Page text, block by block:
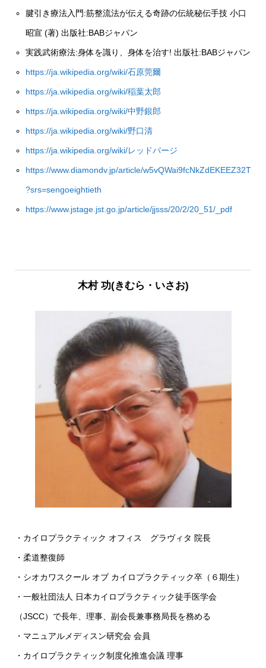
腱引き療法入門:筋整流法が伝える奇跡の伝統秘伝手技 小口
昭宣 (著) 出版社:‎BABジャパン
実践武術療法:身体を識り、身体を治す! 出版社:BABジャパン
https://ja.wikipedia.org/wiki/石原莞爾
https://ja.wikipedia.org/wiki/稲葉太郎
https://ja.wikipedia.org/wiki/中野銀郎
https://ja.wikipedia.org/wiki/野口清
https://ja.wikipedia.org/wiki/レッドパージ
https://www.diamondv.jp/article/w5vQWai9fcNkZdEKEEZ32T
?srs=sengoeightieth
https://www.jstage.jst.go.jp/article/jjsss/20/2/20_51/_pdf
木村 功(きむら・いさお)
・カイロプラクティック オフィス グラヴィタ 院長
・柔道整復師
・シオカワスクール オブ カイロプラクティック卒（６期生）
・一般社団法人 日本カイロプラクティック徒手医学会
（JSCC）で長年、理事、副会長兼事務局長を務める
・マニュアルメディスン研究会 会員
・カイロプラクティック制度化推進会議 理事